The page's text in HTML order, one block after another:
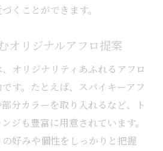
くことができます。
オリジナルアフロ提案
オリジナリティあふれるアフロ
す。たとえば、スパイキーアフ
分カラーを取り入れるなど、ト
ジも豊富に用意されています。
好みや個性をしっかりと把握